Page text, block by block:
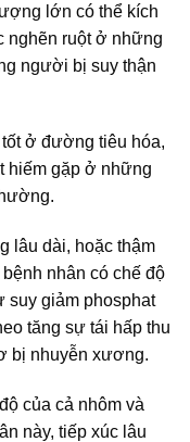
lớn có thể kích
nghẽn ruột ở những
người bị suy thận
ở đường tiêu hóa,
hiếm gặp ở những
lâu dài, hoặc thậm
nhân có chế độ
suy giảm phosphat
tăng sự tái hấp thu
bị nhuyễn xương.
của cả nhôm và
này, tiếp xúc lâu